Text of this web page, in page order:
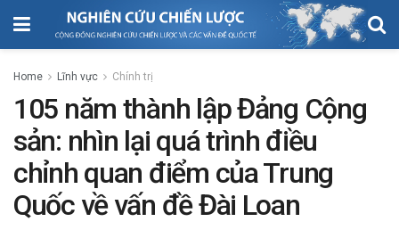
Home Lĩnh vực Chính trị
105 năm thành lập Đảng Cộng
sản: nhìn lại quá trình điều
chỉnh quan điểm của Trung
Quốc về vấn đề Đài Loan